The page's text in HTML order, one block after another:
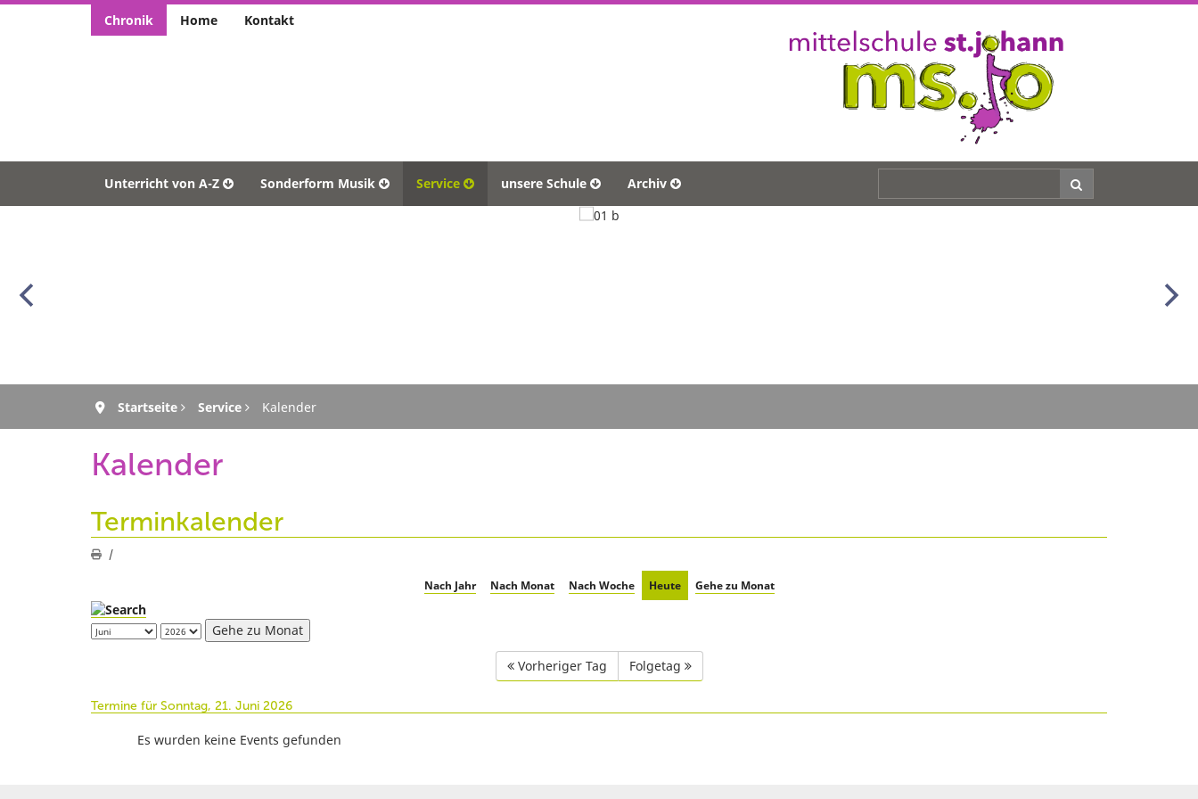
Chronik Home Kontakt
Unterricht von A-Z Sonderform Musik Service unsere Schule Archiv
Startseite Service Kalender
Kalender
Terminkalender
Nach Jahr Nach Monat Nach Woche Heute Gehe zu Monat
Gehe zu Monat
Vorheriger Tag Folgetag
Termine für Sonntag, 21. Juni 2026
Es wurden keine Events gefunden